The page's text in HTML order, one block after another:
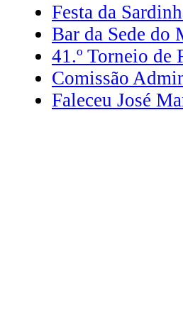
Festa da
Bar da Sede do
41.º Torneio
Comissão
Faleceu José